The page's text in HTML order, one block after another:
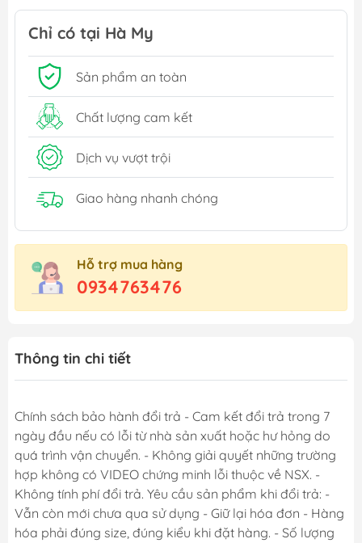
Chỉ có tại Hà My
Sản phẩm an toàn
Chất lượng cam kết
Dịch vụ vượt trội
Giao hàng nhanh chóng
Hỗ trợ mua hàng
0934763476
Thông tin chi tiết
Chính sách bảo hành đổi trả - Cam kết đổi trả trong 7
ngày đầu nếu có lỗi từ nhà sản xuất hoặc hư hỏng do
quá trình vận chuyển. - Không giải quyết những trường
hợp không có VIDEO chứng minh lỗi thuộc về NSX. -
Không tính phí đổi trả. Yêu cầu sản phẩm khi đổi trả: -
Vẫn còn mới chưa qua sử dụng - Giữ lại hóa đơn - Hàng
hóa phải đúng size, đúng kiểu khi đặt hàng. - Số lượng